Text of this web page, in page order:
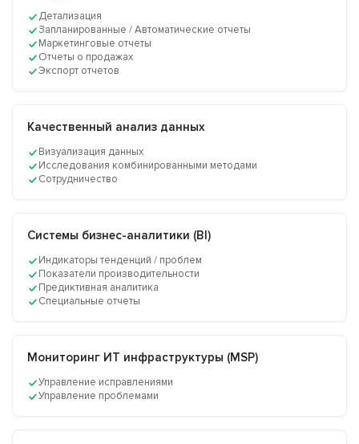
Детализация
Запланированные / Автоматические отчеты
Маркетинговые отчеты
Отчеты о продажах
Экспорт отчетов
Качественный анализ данных
Визуализация данных
Исследования комбинированными методами
Сотрудничество
Системы бизнес-аналитики (BI)
Индикаторы тенденций / проблем
Показатели производительности
Предиктивная аналитика
Специальные отчеты
Мониторинг ИТ инфраструктуры (MSP)
Управление исправлениями
Управление проблемами